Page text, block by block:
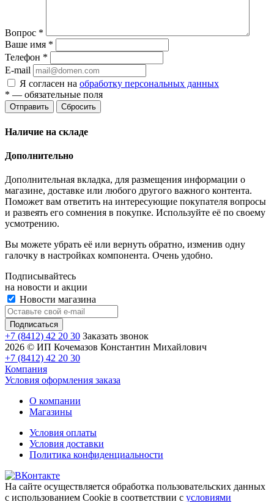
Вопрос *
Ваше имя *
Телефон *
E-mail
Я согласен на обработку персональных данных
* — обязательные поля
Отправить Сбросить
Наличие на складе
Дополнительно
Дополнительная вкладка, для размещения информации о
магазине, доставке или любого другого важного контента.
Поможет вам ответить на интересующие покупателя вопросы
и развеять его сомнения в покупке. Используйте её по своему
усмотрению.
Вы можете убрать её или вернуть обратно, изменив одну
галочку в настройках компонента. Очень удобно.
Подписывайтесь
на новости и акции
Новости магазина
+7 (8412) 42 20 30 Заказать звонок
2026 © ИП Кочемазов Константин Михайлович
+7 (8412) 42 20 30
Компания
Условия оформления заказа
О компании
Магазины
Условия оплаты
Условия доставки
Политика конфиденциальности
На сайте осуществляется обработка пользовательских данных
с использованием Cookie в соответствии с условиями